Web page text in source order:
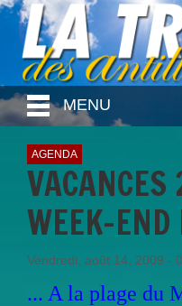
MENU
AGENDA
WEEK-
Vendredi, août 14, 2009 -
... A la plage du